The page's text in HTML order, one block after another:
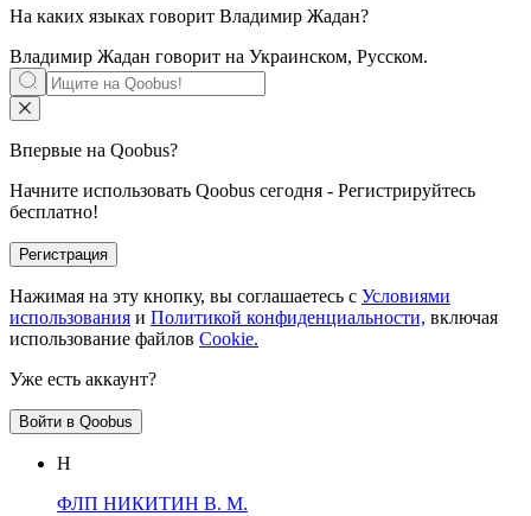
На каких языках говорит Владимир Жадан?
Владимир Жадан говорит на Украинском, Русском.
Впервые на Qoobus?
Начните использовать Qoobus сегодня - Регистрируйтесь
бесплатно!
Регистрация
Нажимая на эту кнопку, вы соглашаетесь с Условиями
использования и Политикой конфиденциальности, включая
использование файлов Cookie.
Уже есть аккаунт?
Войти в Qoobus
Н
ФЛП НИКИТИН В. М.